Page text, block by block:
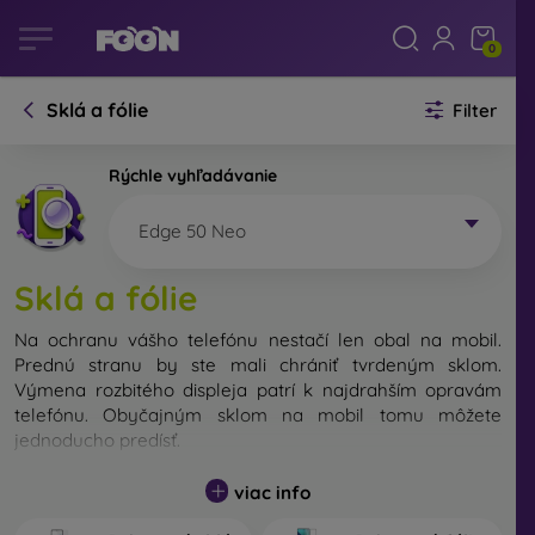
0
Sklá a fólie Filter
Rýchle vyhľadávanie
Edge 50 Neo
Sklá a fólie
Na ochranu vášho telefónu nestačí len obal na mobil.
Prednú stranu by ste mali chrániť tvrdeným sklom.
Výmena rozbitého displeja patrí k najdrahším opravám
telefónu. Obyčajným sklom na mobil tomu môžete
jednoducho predísť.
Nerozbitné sklo na mobil síce neexistuje, no v prípade
pádu ostane váš displej zväčša neporušený. Výber
viac info